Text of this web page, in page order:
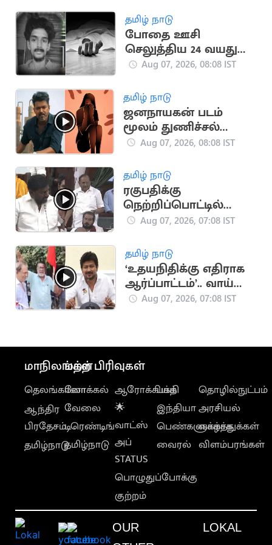
தமிழ் நாடு
போதை ஊசி
செலுத்திய 24 வயது
இளைஞர் உயிரிழப்பு
Aug 07, 2026, 08:08 IST
தமிழ் நாடு
ஜனநாயகன் படம்
மூலம் துணிச்சல்
பெற்ற சிறுமி..
குறித்து புகார்
Aug 07, 2026, 08:08 IST
தமிழ் நாடு
ரகுபதிக்கு
நெற்றிப்பொட்டில்
பதிலடி கொடுத்த
ராஜ்மோகன்
Aug 07, 2026, 07:08 IST
தமிழ் நாடு
‘உதயநிதிக்கு எதிராக
ஆர்ப்பாட்டம்’.. வாய்
தவறி திமுக கோஷம்
Aug 07, 2026, 07:08 IST
மாநிலங்கள்
தெலங்கானா
ஆந்திர
பிரதேசம்
தமிழ்நாடு
மற்ற பிரிவுகள்
லோக்கல்
வேலை
டிரெண்டிங்
தமிழ்நாடு
ஆரோக்கியம்
🌟
வாட்ஸ்
அப்
STATUS
பொழுதுப்போக்கு
குற்றம்
பக்தி
இந்தியா
பெண்களுக்காக
வைரல்
தொழில்நுட்பம்
அரசியல்
வாழ்த்துக்கள்
விளம்பரங்கள்
OUR
LOKAL